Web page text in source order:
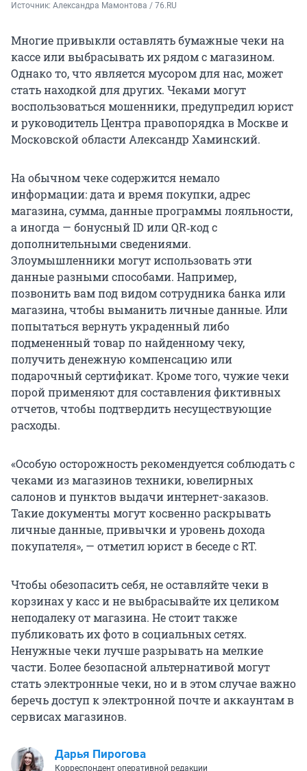
Источник: Александра Мамонтова / 76.RU
Многие привыкли оставлять бумажные чеки на
кассе или выбрасывать их рядом с магазином.
Однако то, что является мусором для нас, может
стать находкой для других. Чеками могут
воспользоваться мошенники, предупредил юрист
и руководитель Центра правопорядка в Москве и
Московской области Александр Хаминский.
На обычном чеке содержится немало
информации: дата и время покупки, адрес
магазина, сумма, данные программы лояльности,
а иногда — бонусный ID или QR‑код с
дополнительными сведениями.
Злоумышленники могут использовать эти
данные разными способами. Например,
позвонить вам под видом сотрудника банка или
магазина, чтобы выманить личные данные. Или
попытаться вернуть украденный либо
подмененный товар по найденному чеку,
получить денежную компенсацию или
подарочный сертификат. Кроме того, чужие чеки
порой применяют для составления фиктивных
отчетов, чтобы подтвердить несуществующие
расходы.
«Особую осторожность рекомендуется соблюдать с
чеками из магазинов техники, ювелирных
салонов и пунктов выдачи интернет-заказов.
Такие документы могут косвенно раскрывать
личные данные, привычки и уровень дохода
покупателя», — отметил юрист в беседе с RT.
Чтобы обезопасить себя, не оставляйте чеки в
корзинах у касс и не выбрасывайте их целиком
неподалеку от магазина. Не стоит также
публиковать их фото в социальных сетях.
Ненужные чеки лучше разрывать на мелкие
части. Более безопасной альтернативой могут
стать электронные чеки, но и в этом случае важно
беречь доступ к электронной почте и аккаунтам в
сервисах магазинов.
Дарья Пирогова
Корреспондент оперативной редакции